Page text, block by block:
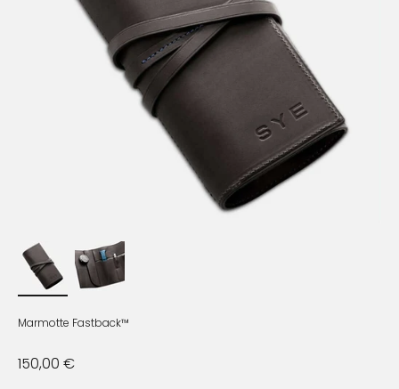
Marmotte Fastback™
Prix de vente
150,00 €